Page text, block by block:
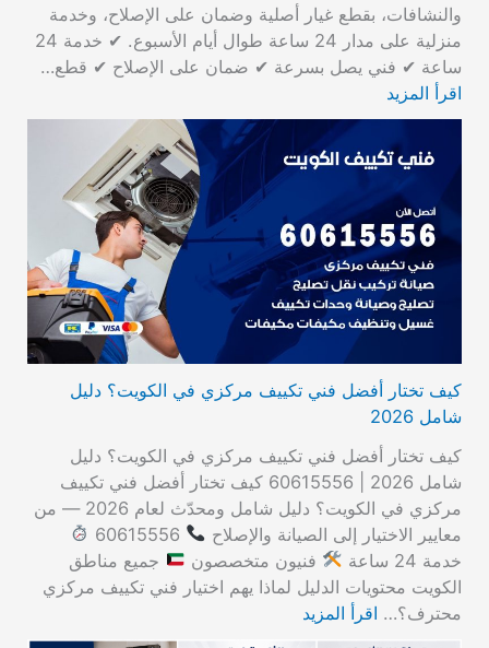
والنشافات، بقطع غيار أصلية وضمان على الإصلاح، وخدمة
منزلية على مدار 24 ساعة طوال أيام الأسبوع. ✔ خدمة 24
ساعة ✔ فني يصل بسرعة ✔ ضمان على الإصلاح ✔ قطع…
اقرأ المزيد
كيف تختار أفضل فني تكييف مركزي في الكويت؟ دليل
شامل 2026
كيف تختار أفضل فني تكييف مركزي في الكويت؟ دليل
شامل 2026 | 60615556 كيف تختار أفضل فني تكييف
مركزي في الكويت؟ دليل شامل ومحدّث لعام 2026 — من
معايير الاختيار إلى الصيانة والإصلاح
خدمة 24 ساعة
فنيون متخصصون
جميع مناطق
الكويت محتويات الدليل لماذا يهم اختيار فني تكييف مركزي
محترف؟… اقرأ المزيد